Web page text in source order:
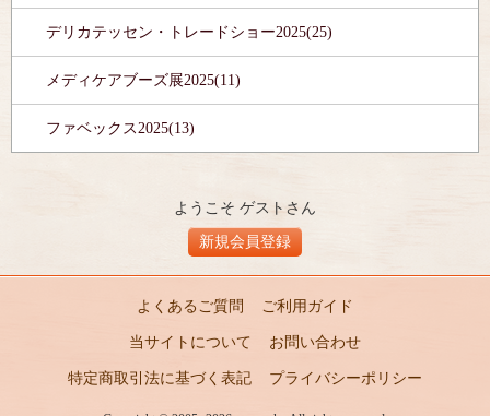
デリカテッセン・トレードショー2025(25)
メディケアブーズ展2025(11)
ファベックス2025(13)
ようこそ ゲストさん
新規会員登録
よくあるご質問 ご利用ガイド
当サイトについて お問い合わせ
特定商取引法に基づく表記 プライバシーポリシー